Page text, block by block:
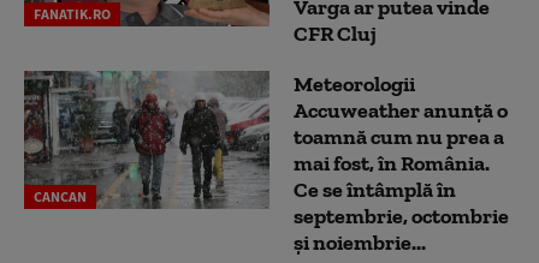
FANATIK.RO
Varga ar putea vinde
CFR Cluj
CANCAN
Meteorologii
Accuweather anunță o
toamnă cum nu prea a
mai fost, în România.
Ce se întâmplă în
septembrie, octombrie
și noiembrie...